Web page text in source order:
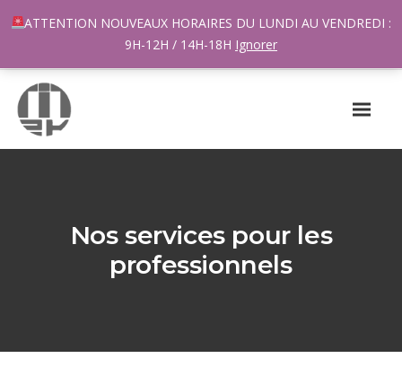
contact@m2k.fr
Nos services pour les
professionnels
ATTENTION NOUVEAUX HORAIRES DU LUNDI AU VENDREDI :
9H-12H / 14H-18H Ignorer